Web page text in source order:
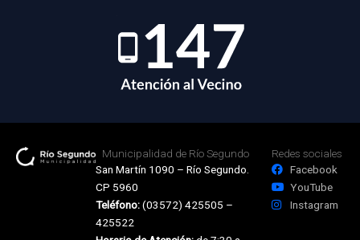
Municipalidad de Río Segundo
San Martín 1090 – Río Segundo.
CP 5960
Teléfono:(03572) 425505 –
425522
Redes sociales
Facebook
YouTube
Instagram